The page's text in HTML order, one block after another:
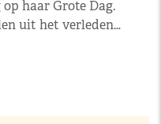
haar Grote Dag.
uit het verleden…